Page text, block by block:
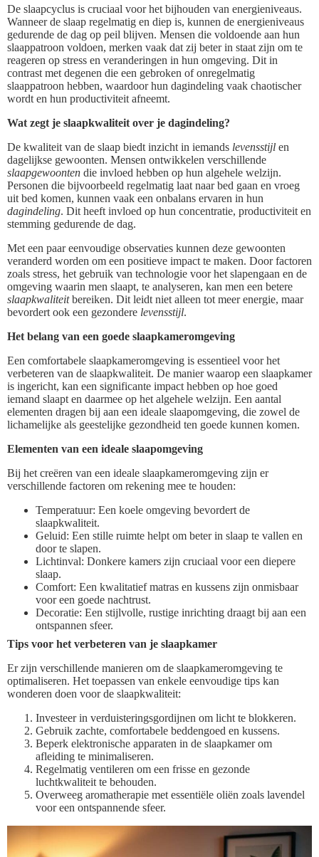
De slaapcyclus is cruciaal voor het bijhouden van energieniveaus.
Wanneer de slaap regelmatig en diep is, kunnen de energieniveaus
gedurende de dag op peil blijven. Mensen die voldoende aan hun
slaappatroon voldoen, merken vaak dat zij beter in staat zijn om te
reageren op stress en veranderingen in hun omgeving. Dit in
contrast met degenen die een gebroken of onregelmatig
slaappatroon hebben, waardoor hun dagindeling vaak chaotischer
wordt en hun productiviteit afneemt.
Wat zegt je slaapkwaliteit over je dagindeling?
De kwaliteit van de slaap biedt inzicht in iemands levensstijl en
dagelijkse gewoonten. Mensen ontwikkelen verschillende
slaapgewoonten die invloed hebben op hun algehele welzijn.
Personen die bijvoorbeeld regelmatig laat naar bed gaan en vroeg
uit bed komen, kunnen vaak een onbalans ervaren in hun
dagindeling. Dit heeft invloed op hun concentratie, productiviteit en
stemming gedurende de dag.
Met een paar eenvoudige observaties kunnen deze gewoonten
veranderd worden om een positieve impact te maken. Door factoren
zoals stress, het gebruik van technologie voor het slapengaan en de
omgeving waarin men slaapt, te analyseren, kan men een betere
slaapkwaliteitbereiken. Dit leidt niet alleen tot meer energie, maar
bevordert ook een gezondere levensstijl.
Het belang van een goede slaapkameromgeving
Een comfortabele slaapkameromgeving is essentieel voor het
verbeteren van de slaapkwaliteit. De manier waarop een slaapkamer
is ingericht, kan een significante impact hebben op hoe goed
iemand slaapt en daarmee op het algehele welzijn. Een aantal
elementen dragen bij aan een ideale slaapomgeving, die zowel de
lichamelijke als geestelijke gezondheid ten goede kunnen komen.
Elementen van een ideale slaapomgeving
Bij het creëren van een ideale slaapkameromgeving zijn er
verschillende factoren om rekening mee te houden:
Temperatuur: Een koele omgeving bevordert de
slaapkwaliteit.
Geluid: Een stille ruimte helpt om beter in slaap te vallen en
door te slapen.
Lichtinval: Donkere kamers zijn cruciaal voor een diepere
slaap.
Comfort: Een kwalitatief matras en kussens zijn onmisbaar
voor een goede nachtrust.
Decoratie: Een stijlvolle, rustige inrichting draagt bij aan een
ontspannen sfeer.
Tips voor het verbeteren van je slaapkamer
Er zijn verschillende manieren om de slaapkameromgeving te
optimaliseren. Het toepassen van enkele eenvoudige tips kan
wonderen doen voor de slaapkwaliteit:
Investeer in verduisteringsgordijnen om licht te blokkeren.
Gebruik zachte, comfortabele beddengoed en kussens.
Beperk elektronische apparaten in de slaapkamer om
afleiding te minimaliseren.
Regelmatig ventileren om een frisse en gezonde
luchtkwaliteit te behouden.
Overweeg aromatherapie met essentiële oliën zoals lavendel
voor een ontspannende sfeer.